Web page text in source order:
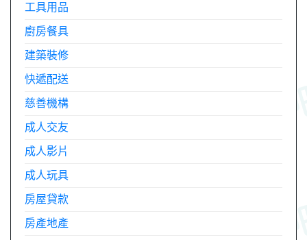
工具用品
廚房餐具
建築裝修
快遞配送
慈善機構
成人交友
成人影片
成人玩具
房屋貸款
房產地產